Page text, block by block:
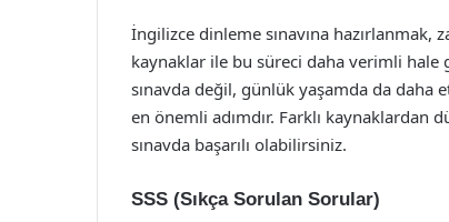
İngilizce dinleme sınavına
kaynaklar ile bu süreci daha verimli
sınavda değil, günlük yaşamda da daha
en önemli adımdır. Farklı
sınavda başarılı olabilirsiniz.
SSS (Sıkça Sorulan Sorular)